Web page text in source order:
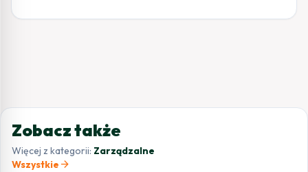
Zobacz także
Więcej z kategorii: Zarządzalne
Wszystkie arrow_forward